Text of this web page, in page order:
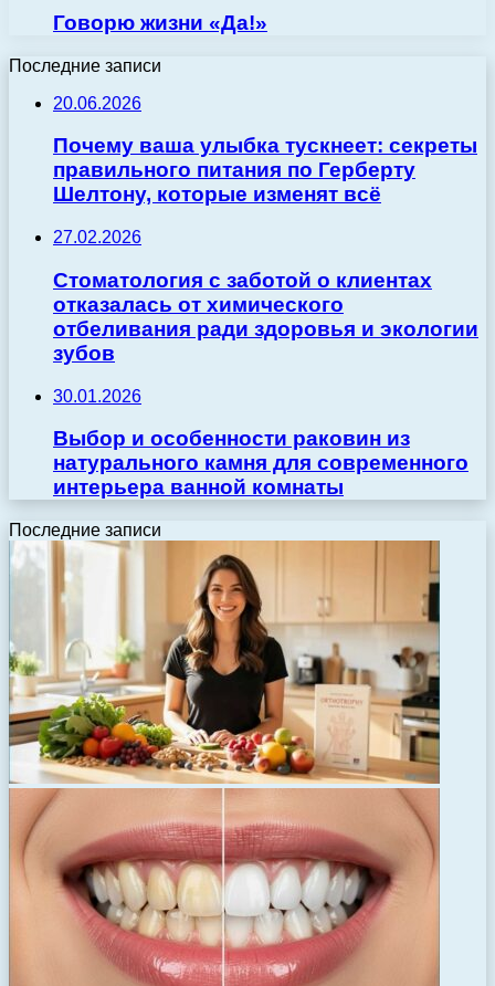
Говорю жизни «Да!»
Последние записи
20.06.2026
Почему ваша улыбка тускнеет: секреты
правильного питания по Герберту
Шелтону, которые изменят всё
27.02.2026
Стоматология с заботой о клиентах
отказалась от химического
отбеливания ради здоровья и экологии
зубов
30.01.2026
Выбор и особенности раковин из
натурального камня для современного
интерьера ванной комнаты
Последние записи